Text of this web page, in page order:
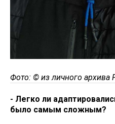
Фото: © из личного архива
- Легко ли
было самым сложным?